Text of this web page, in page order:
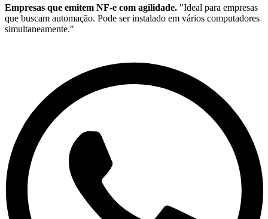
Empresas que emitem NF-e com agilidade. "Ideal para empresas
que buscam automação. Pode ser instalado em vários computadores
simultaneamente."